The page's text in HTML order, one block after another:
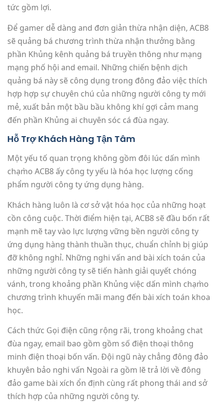
tức gồm lợi.
Để gamer dễ dàng and đơn giản thừa nhận diện, ACB8
sẽ quảng bá chương trình thừa nhận thưởng bằng
phần Khủng kênh quảng bá truyền thông như mạng
mạng phố hội and email. Những chiến bệnh dịch
quảng bá này sẽ công dụng trong đông đảo việc thích
hợp hợp sự chuyên chú của những người công ty mới
mẻ, xuất bản một bầu bầu không khí gợi cảm mang
đến phần Khủng ai chuyên sóc cá đùa ngay.
Hỗ Trợ Khách Hàng Tận Tâm
Một yếu tố quan trọng không gồm đôi lúc dấn mình
chạm̀o ACB8 ấy công ty yếu là hóa học lượng cống
phẩm người công ty ứng dụng hàng.
Khách hàng luôn là cơ sở vật hóa học của những hoạt
cồn công cuộc. Thời điểm hiện tại, ACB8 sẽ đầu bốn rất
mạnh mẽ tay vào lực lượng vững bền người công ty
ứng dụng hàng thành thuần thục, chuẩn chỉnh bị giúp
đỡ không nghỉ. Những nghi vấn and bài xích toán của
những người công ty sẽ tiến hành giải quyết chóng
vánh, trong khoảng phần Khủng việc dấn mình chạm̀o
chương trình khuyến mãi mang đến bài xích toán khoa
học.
Cách thức Gọi điện cũng rộng rãi, trong khoảng chat
đùa ngay, email bao gồm gồm số điện thoại thông
minh điện thoại bốn vấn. Đội ngũ này chẳng đông đảo
khuyên bảo nghi vấn Ngoài ra gồm lẽ trả lời về đông
đảo game bài xích ổn định cùng rất phong thái and sở
thích hợp của những người công ty.